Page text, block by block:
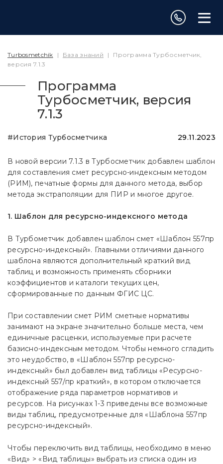
Turbosmetchik | База знаний |
Программа Турбосметчик,
версия 7.1.3
Программа
Турбосметчик, версия
7.1.3
#История Турбосметчика 29.11.2023
В новой версии 7.1.3 в Турбосметчик добавлен шаблон
для составления смет ресурсно-индексным методом
(РИМ), печатные формы для данного метода, выбор
метода экстраполяции для ПИР и многое другое.
1. Шаблон для ресурсно-индексного метода
В Турбометчик добавлен шаблон смет «Шаблон 557пр
ресурсно-индексный». Главными отличиями данного
шаблона являются дополнительный краткий вид
таблиц и возможность применять сборники
коэффициентов и каталоги текущих цен,
сформированные по данным ФГИС ЦС.
При составлении смет РИМ сметные нормативы
занимают на экране значительно больше места, чем
единичные расценки, используемые при расчете
базисно-индексным методом. Чтобы немного сгладить
это неудобство, в «Шаблон 557пр ресурсно-
индексный» был добавлен вид таблицы «Ресурсно-
индексный 557/пр краткий», в котором отключается
отображение ряда параметров нормативов и
ресурсов. На рисунках 1-3 приведены все возможные
виды таблиц, предусмотренные для «Шаблона 557пр
ресурсно-индексный».
Чтобы переключить вид таблицы, необходимо в меню
«Вид» > «Вид таблицы» выбрать из списка один из